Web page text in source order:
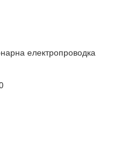
електропроводка